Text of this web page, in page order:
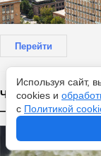
Перейти
Чем подкормить
— и крупные
Используя сайт,
cookies и
с Политикой